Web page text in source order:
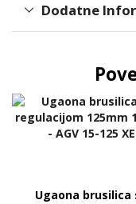
Dodatne
Ugaona brusilica